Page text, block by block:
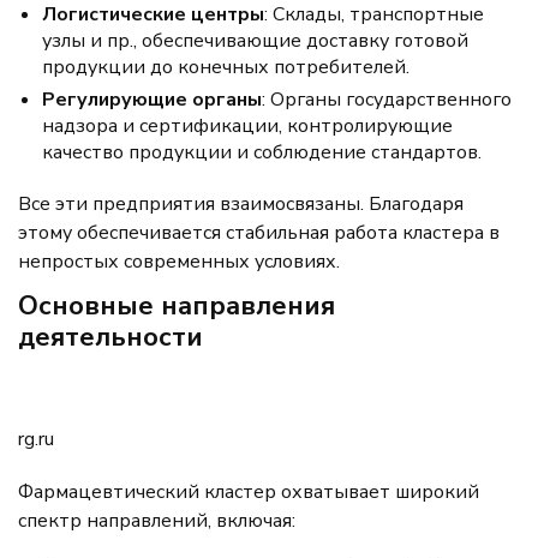
Логистические центры: Склады, транспортные
узлы и пр., обеспечивающие доставку готовой
продукции до конечных потребителей.
Регулирующие органы: Органы государственного
надзора и сертификации, контролирующие
качество продукции и соблюдение стандартов.
Все эти предприятия взаимосвязаны. Благодаря
этому обеспечивается стабильная работа кластера в
непростых современных условиях.
Основные направления
деятельности
rg.ru
Фармацевтический кластер охватывает широкий
спектр направлений, включая: